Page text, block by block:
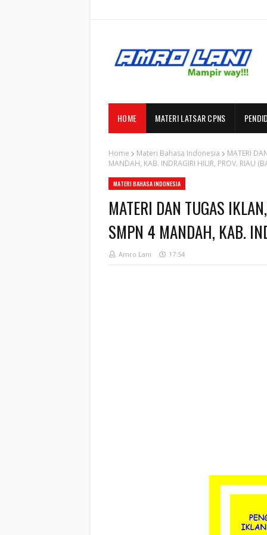
HOME MATERI LATSAR CPNS
Home Materi Bahasa Indonesia
MATERI
MANDAH, KAB. INDRAGIRI HILIR, PROV. RIAU
MATERI BAHASA INDONESIA
MATERI DAN TUGAS
SMPN 4 MANDAH, KAB.
Amro Lani 17:54